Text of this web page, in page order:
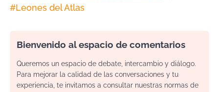
#Leones del Atlas
Bienvenido al espacio de comentarios
Queremos un espacio de debate, intercambio y diálogo.
Para mejorar la calidad de las conversaciones y tu
experiencia, te invitamos a consultar nuestras normas de